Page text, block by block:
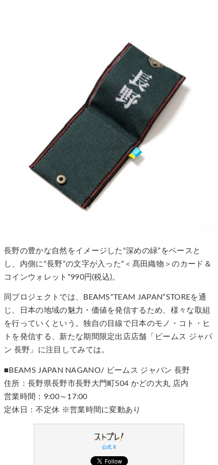
長野の豊かな自然をイメージした“深めの緑”をベースと
し、内側に“長野”の文字が入った“＜髙田織物＞のカード＆
コインウォレット”990円(税込)。
同プロジェクトでは、BEAMS“TEAM JAPAN”STOREを通
じ、日本の地域の魅力・価値を発信するため、様々な取組
を行っていくという。独自の目線で日本のモノ・コト・ヒ
トを発信する、新たな期間限定出店店舗「ビームス ジャパ
ン 長野」に注目してみては。
■BEAMS JAPAN NAGANO/ ビームス ジャパン 長野
住所：長野県長野市長野大門町504 かどの大丸 店内
営業時間：9:00～17:00
定休日：不定休 ※営業時間に変動あり
公式 X